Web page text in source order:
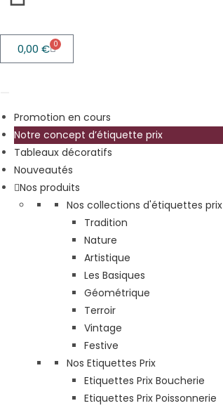
0,00 € 0
Promotion en cours
Notre concept d’étiquette prix
Tableaux décoratifs
Nouveautés
Nos produits
Nos collections d'étiquettes prix
Tradition
Nature
Artistique
Les Basiques
Géométrique
Terroir
Vintage
Festive
Nos Etiquettes Prix
Etiquettes Prix Boucherie
Etiquettes Prix Poissonnerie